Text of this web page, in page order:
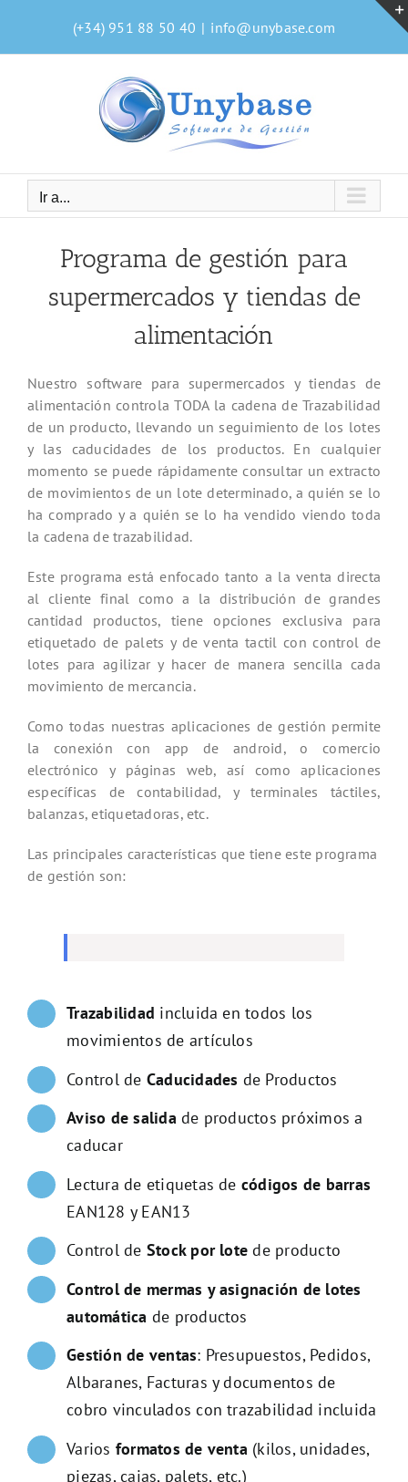
contenido
(+34) 951 88 50 40 | info@unybase.com
Ir a...
Programa de gestión para
supermercados y tiendas de
alimentación
Nuestro software para supermercados y tiendas de
alimentación controla TODA la cadena de Trazabilidad
de un producto, llevando un seguimiento de los lotes
y las caducidades de los productos. En cualquier
momento se puede rápidamente consultar un extracto
de movimientos de un lote determinado, a quién se lo
ha comprado y a quién se lo ha vendido viendo toda
la cadena de trazabilidad.
Este programa está enfocado tanto a la venta directa
al cliente final como a la distribución de grandes
cantidad productos, tiene opciones exclusiva para
etiquetado de palets y de venta tactil con control de
lotes para agilizar y hacer de manera sencilla cada
movimiento de mercancia.
Como todas nuestras aplicaciones de gestión permite
la conexión con app de android, o comercio
electrónico y páginas web, así como aplicaciones
específicas de contabilidad, y terminales táctiles,
balanzas, etiquetadoras, etc.
Las principales características que tiene este programa
de gestión son:
Trazabilidad incluida en todos los
movimientos de artículos
Control de Caducidades de Productos
Aviso de salida de productos próximos a
caducar
Lectura de etiquetas de códigos de barras
EAN128 y EAN13
Control de Stock por lote de producto
Control de mermas y asignación de lotes
automática de productos
Gestión de ventas: Presupuestos, Pedidos,
Albaranes, Facturas y documentos de
cobro vinculados con trazabilidad incluida
Varios formatos de venta (kilos, unidades,
piezas, cajas, palets, etc.)